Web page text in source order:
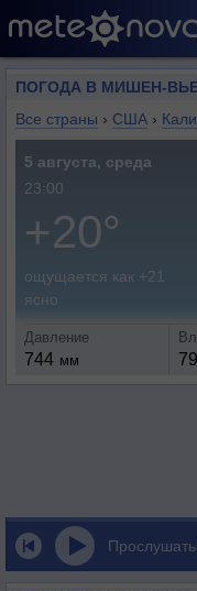
ПОГОДА В МИШЕН-
Все страны › США ›
5 августа, среда
23:00
+20°
ощущается как +21
ясно
Давление
744 мм 79